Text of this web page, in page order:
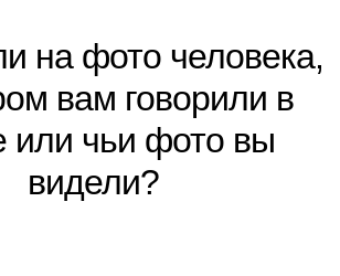
на фото человека,
вам говорили в
или чьи фото вы
видели?